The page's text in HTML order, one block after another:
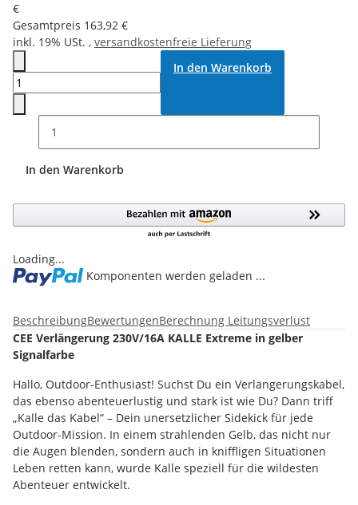
€
Gesamtpreis 163,92 €
inkl. 19% USt. , versandkostenfreie Lieferung
In den Warenkorb
In den Warenkorb
Loading...
Komponenten werden geladen ...
BeschreibungBewertungenBerechnung Leitungsverlust
CEE Verlängerung 230V/16A KALLE Extreme in gelber
Signalfarbe
Hallo, Outdoor-Enthusiast! Suchst Du ein Verlängerungskabel,
das ebenso abenteuerlustig und stark ist wie Du? Dann triff
„Kalle das Kabel“ – Dein unersetzlicher Sidekick für jede
Outdoor-Mission. In einem strahlenden Gelb, das nicht nur
die Augen blenden, sondern auch in kniffligen Situationen
Leben retten kann, wurde Kalle speziell für die wildesten
Abenteuer entwickelt.